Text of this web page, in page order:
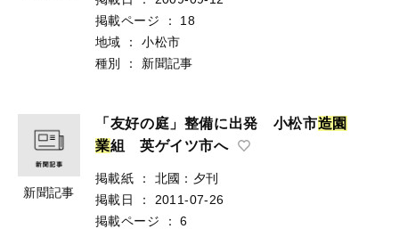
掲載ページ
：
18
地域
：
小松市
種別
： 新聞記事
新聞記事
「友好の庭」整備に出発 小松市造園
業組 英ゲイツ市へ
掲載紙 ：
北國：夕刊
掲載日
：
2011-07-26
掲載ページ
：
6